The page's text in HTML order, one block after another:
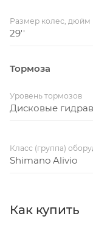
Размер колес, дюйм
29''
Тормоза
Уровень тормозов
Дисковые
Класс (группа)
Shimano Alivio
Как купить